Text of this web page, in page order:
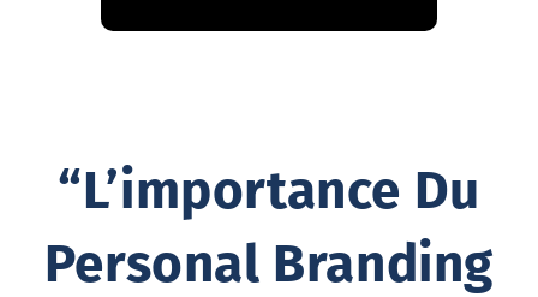
“L’importance Du
Personal Branding